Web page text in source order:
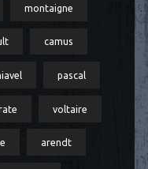
montaigne
camus
pascal
voltaire
arendt